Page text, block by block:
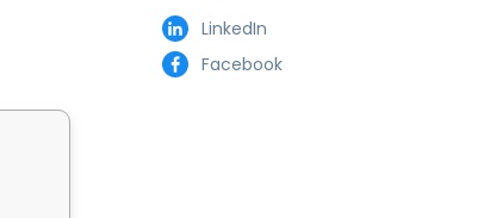
LinkedIn
Facebook